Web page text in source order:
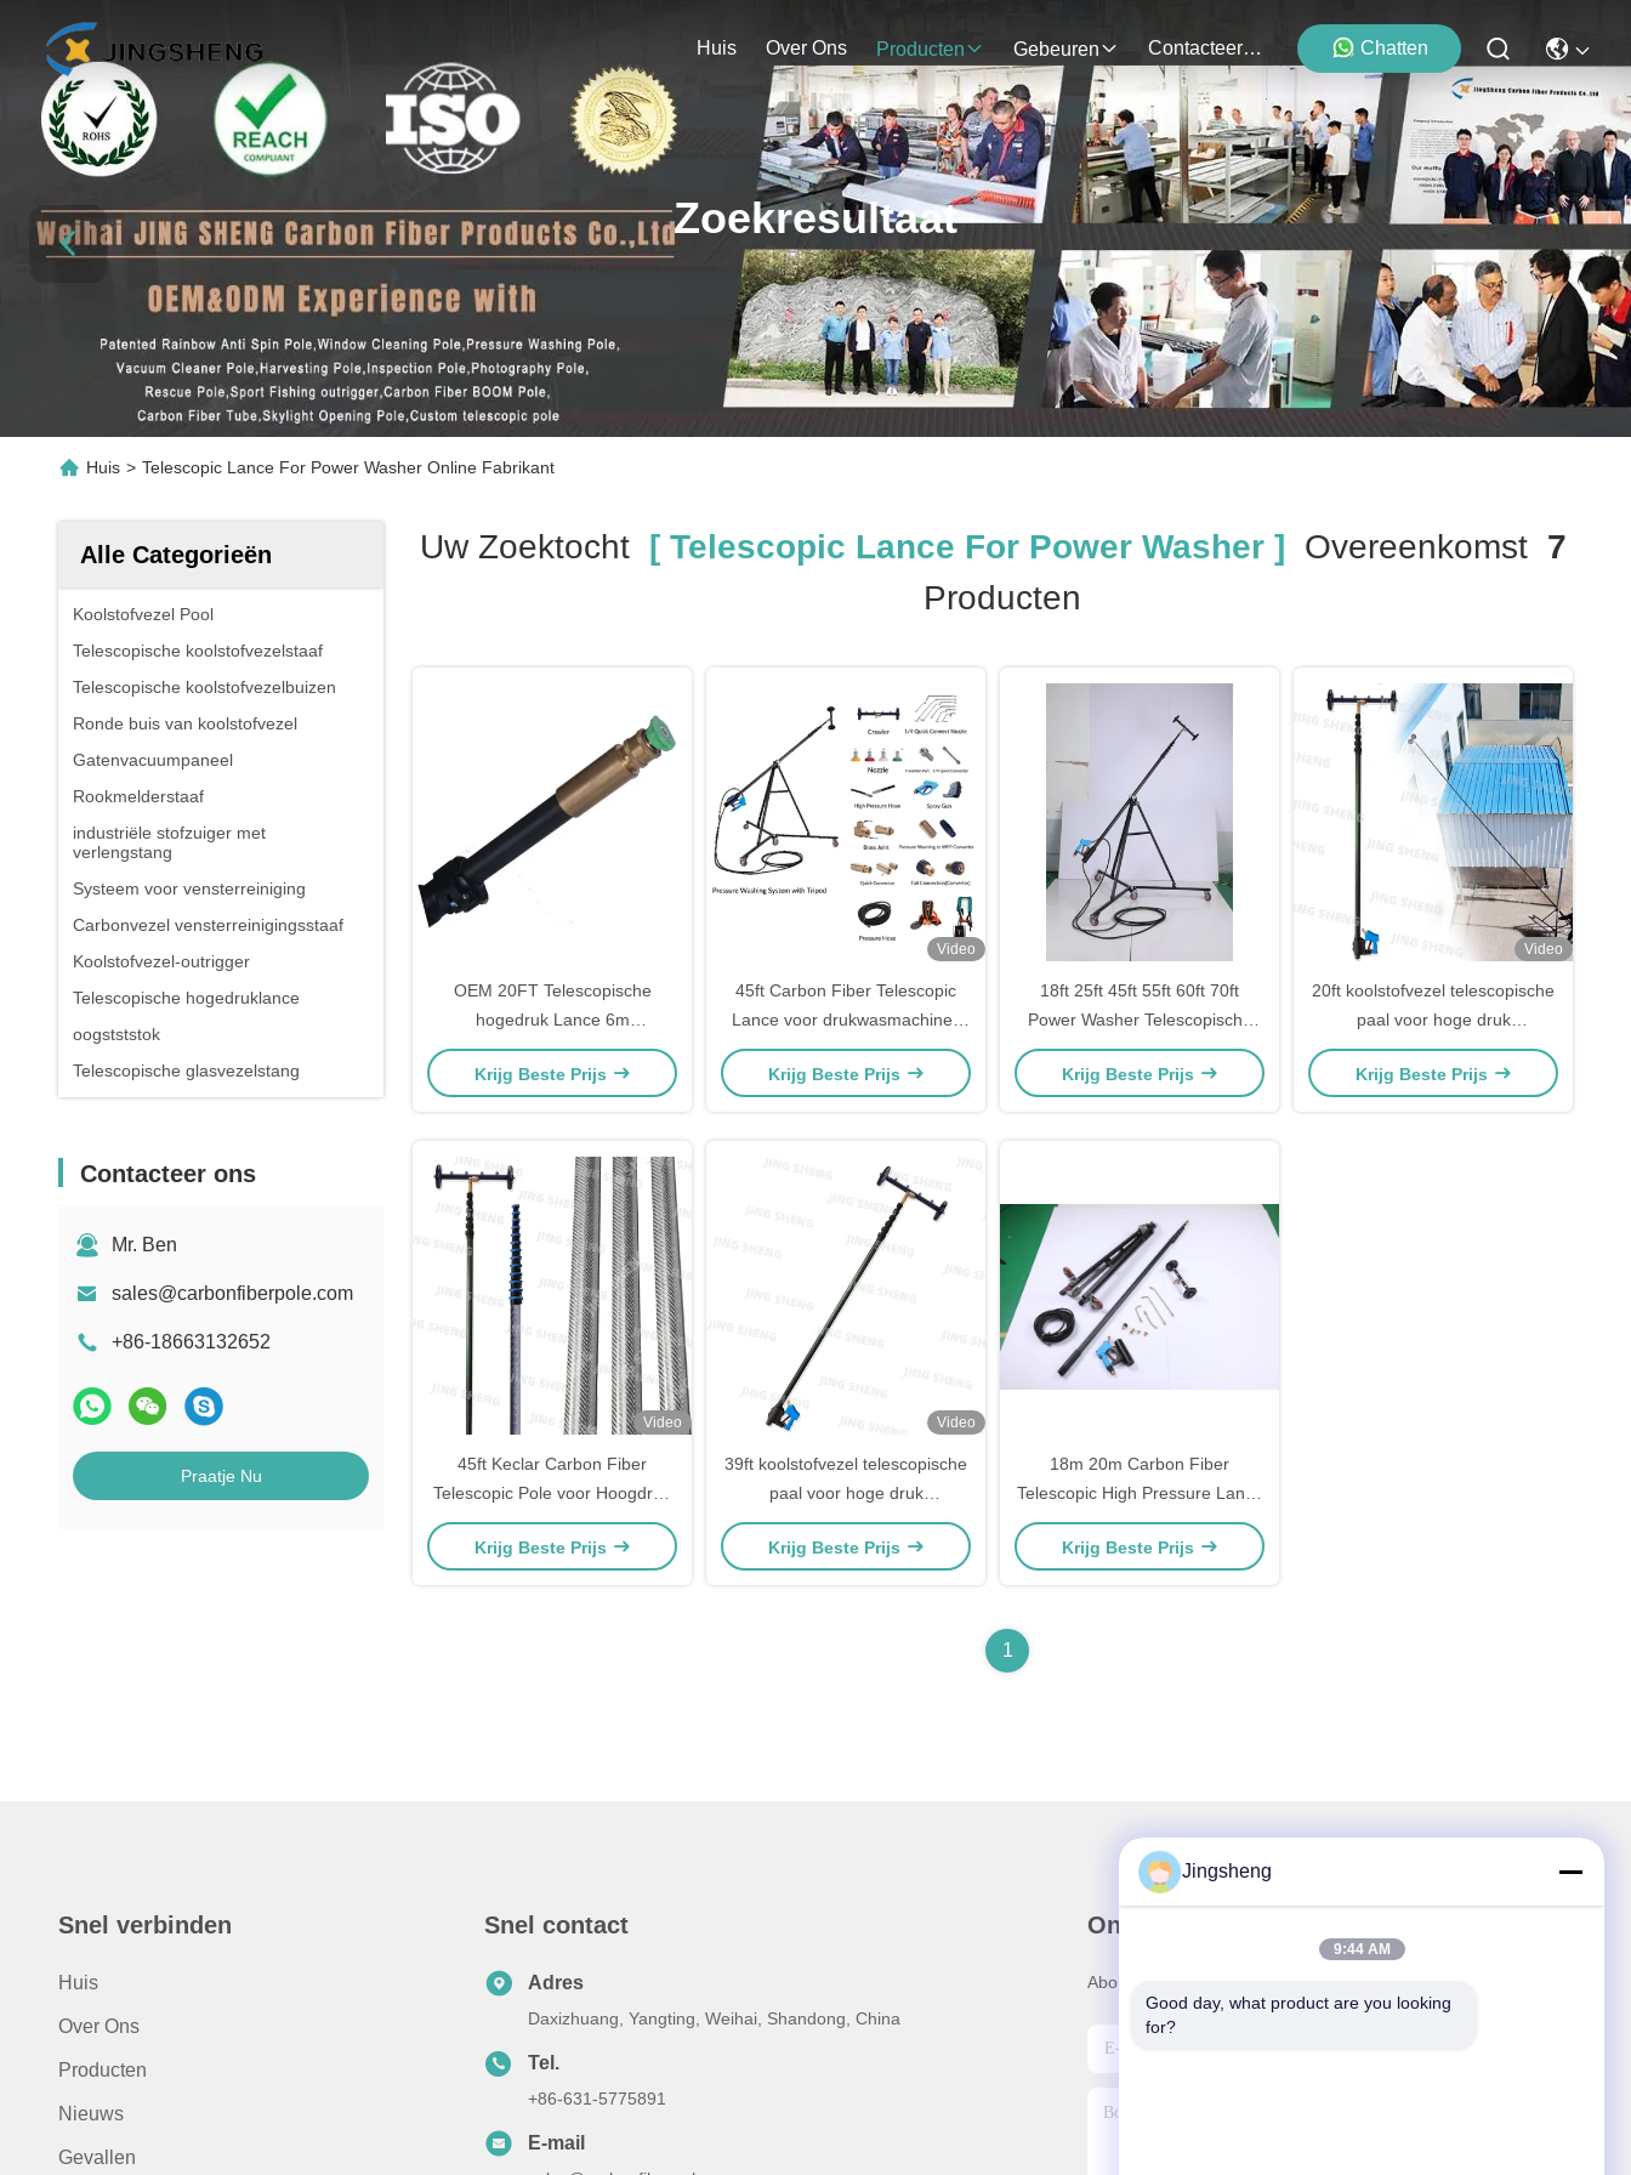
Huis Over Ons Producten Gebeuren Contacteer Ons Chatten
Zoekresultaat
Huis > Telescopic Lance For Power Washer Online Fabrikant
Alle Categorieën
Koolstofvezel Pool
Telescopische koolstofvezelstaaf
Telescopische koolstofvezelbuizen
Ronde buis van koolstofvezel
Gatenvacuumpaneel
Rookmelderstaaf
industriële stofzuiger met
verlengstang
Systeem voor vensterreiniging
Carbonvezel vensterreinigingsstaaf
Koolstofvezel-outrigger
Telescopische hogedruklance
oogstststok
Telescopische glasvezelstang
Contacteer ons
Mr. Ben
sales@carbonfiberpole.com
+86-18663132652
Praatje Nu
Uw Zoektocht[ Telescopic Lance For Power Washer ] Overeenkomst 7
Producten
OEM 20FT Telescopische
hogedruk Lance 6m
Telescopische Lance Voor
Power Washer
Krijg Beste Prijs
Video
45ft Carbon Fiber Telescopic
Lance voor drukwasmachines
Efficiënte veilige ODM
ondersteuning
Krijg Beste Prijs
18ft 25ft 45ft 55ft 60ft 70ft
Power Washer Telescopische
Lance Telescopische Druk
Lance
Krijg Beste Prijs
Video
20ft koolstofvezel telescopische
paal voor hoge druk
wasmachine telescopische
pistolen ODM ondersteuning
Krijg Beste Prijs
Video
45ft Keclar Carbon Fiber
Telescopic Pole voor Hoogdruk
Wasmachine Telescopic Guns
ODM Support
Krijg Beste Prijs
Video
39ft koolstofvezel telescopische
paal voor hoge druk
wasmachine telescopische
pistolen ODM ondersteuning
Krijg Beste Prijs
18m 20m Carbon Fiber
Telescopic High Pressure Lance
60ft 72ft Extensible Power
Washer Lance
Krijg Beste Prijs
1
Snel verbinden
Huis
Over Ons
Producten
Nieuws
Gevallen
Snel contact
Adres
Daxizhuang, Yangting, Weihai, Shandong, China
Tel.
+86-631-5775891
E-mail
Onze Nieuwsbrief
Abonneer u op onze nieuwsbrief voor kortingen en meer.
Jingsheng
9:44 AM
Good day, what product are you looking
for?